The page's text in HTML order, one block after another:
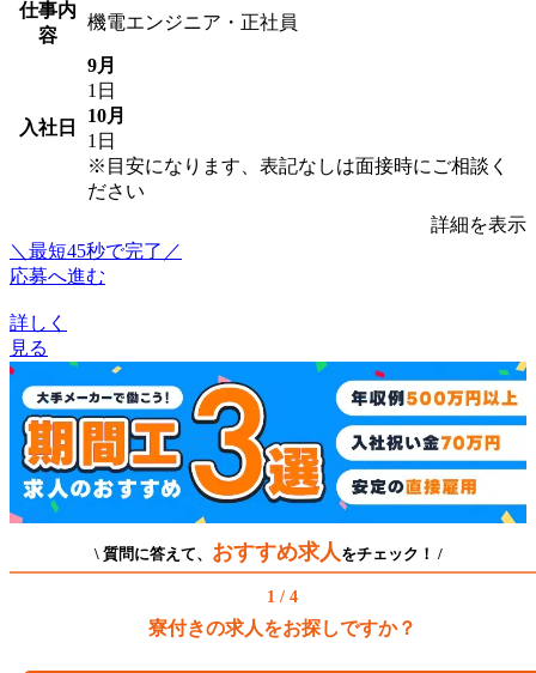
仕事内
容
機電エンジニア・正社員
入社日
9月
1日
10月
1日
※目安になります、表記なしは面接時にご相談く
ださい
詳細を表示
＼最短45秒で完了／
応募へ進む
詳しく
見る
\ 質問に答えて、 おすすめ求人 をチェック！ /
1 / 4
寮付きの求人をお探しですか？